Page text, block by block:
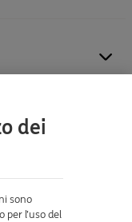
dei
sono
per l’uso del